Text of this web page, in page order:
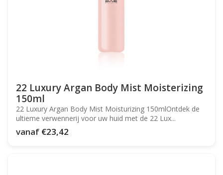
22 Luxury Argan Body Mist Moisterizing
150ml
22 Luxury Argan Body Mist Moisturizing 150mlOntdek de
ultieme verwennerij voor uw huid met de 22 Lux...
vanaf €23,42